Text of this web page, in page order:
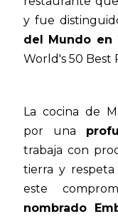
y fue
del Mundo en
World's 50 Best
La cocina de
por una
trabaja con
tierra y respeta
este
nombrado